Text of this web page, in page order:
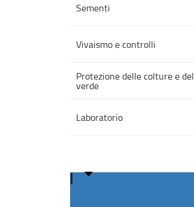
Sementi
Vivaismo e controlli
Protezione delle colture e del
verde
Laboratorio